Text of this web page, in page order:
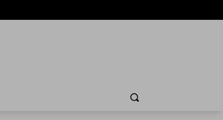
Cerca